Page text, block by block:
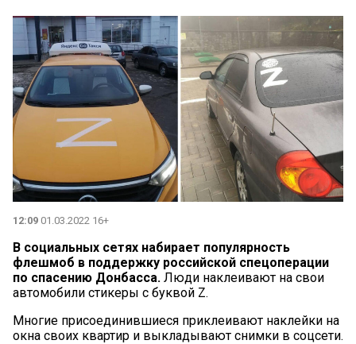
12:09 01.03.2022 16+
В социальных сетях набирает популярность
флешмоб в поддержку российской спецоперации
по спасению Донбасса. Люди наклеивают на свои
автомобили стикеры с буквой Z.
Многие присоединившиеся приклеивают наклейки на
окна своих квартир и выкладывают снимки в соцсети.